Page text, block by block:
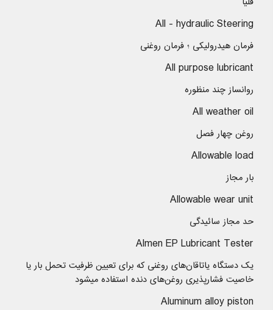
All - hydraulic Steering
فرمان هیدرولیكی ؛ فرمان روغنی
All purpose lubricant
روانساز چند منظوره
All weather oil
روغن چهار فصل
Allowable load
بار مجاز
Allowable wear unit
حد مجاز سائیدگی
Almen EP Lubricant Tester
یک دستگاه یاتاقان‌های روغنی که برای تعیین ظرفیت تحمل بار یا
خاصیت فشارپذیری روغن‌های دنده استفاده میشود
Aluminum alloy piston